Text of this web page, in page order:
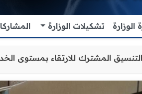
تشكيلات الوزارة
التعاون والتنسيق المشترك